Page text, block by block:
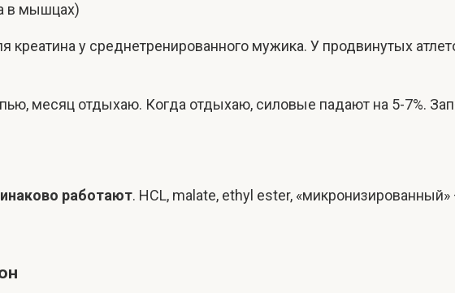
в мышцах)
креатина у среднетренированного мужика. У продвинутых
месяц отдыхаю. Когда отдыхаю, силовые падают на 5-7%.
работают. HCL, malate, ethyl ester,